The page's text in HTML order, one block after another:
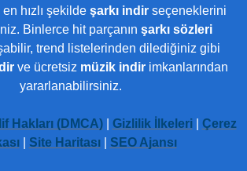
hızlı şekilde şarkı indirseçeneklerini
Binlerce hit parçanın şarkı sözleri
trend listelerinden dilediğiniz gibi
ve ücretsiz müzik indir imkanlarından
yararlanabilirsiniz.
Hakları (DMCA)| Gizlilik İlkeleri| Çerez
| Site Haritası| SEO Ajansı